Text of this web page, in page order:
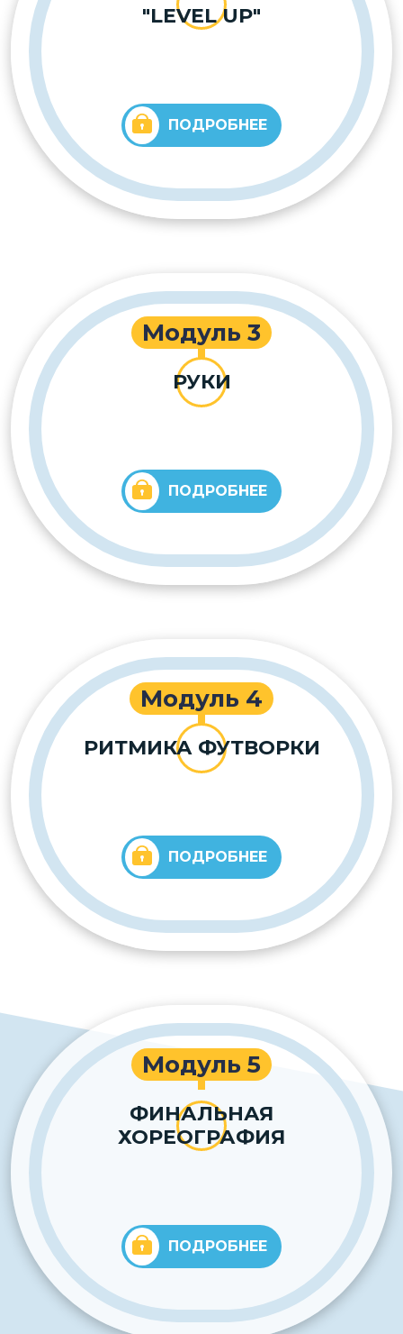
"LEVEL UP"
ПОДРОБНЕЕ
Модуль 3
РУКИ
ПОДРОБНЕЕ
Модуль 4
РИТМИКА ФУТВОРКИ
ПОДРОБНЕЕ
Модуль 5
ФИНАЛЬНАЯ
ХОРЕОГРАФИЯ
ПОДРОБНЕЕ